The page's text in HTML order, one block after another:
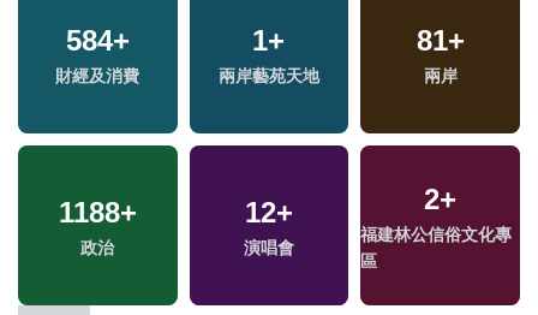
584+
財經及消費
1+
兩岸藝苑天地
81+
兩岸
1188+
政治
12+
演唱會
2+
福建林公信俗文化專
區